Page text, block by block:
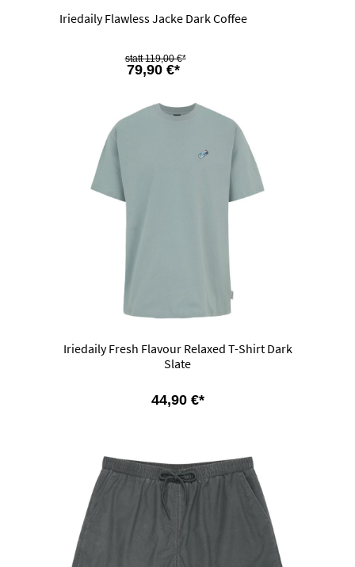
Iriedaily Flawless Jacke Dark Coffee
79,90 €*
119,00 €*
Iriedaily Fresh Flavour Relaxed T-Shirt Dark
Slate
44,90 €*